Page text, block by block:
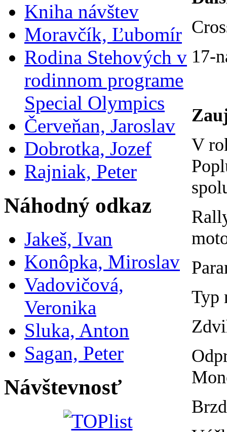
Kniha návštev
Moravčík, Ľubomír
Rodina Stehových v
rodinnom programe
Special Olympics
Červeňan, Jaroslav
Dobrotka, Jozef
Rajniak, Peter
Náhodný odkaz
Jakeš, Ivan
Konôpka, Miroslav
Vadovičová,
Veronika
Sluka, Anton
Sagan, Peter
Návštevnosť
17-
V
Typ